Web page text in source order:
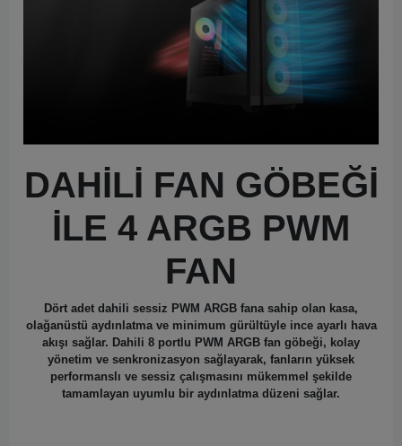
DAHİLİ FAN GÖBEĞİ
İLE 4 ARGB PWM
FAN
Dört adet dahili sessiz PWM ARGB fana sahip olan kasa,
olağanüstü aydınlatma ve minimum gürültüyle ince ayarlı hava
akışı sağlar. Dahili 8 portlu PWM ARGB fan göbeği, kolay
yönetim ve senkronizasyon sağlayarak, fanların yüksek
performanslı ve sessiz çalışmasını mükemmel şekilde
tamamlayan uyumlu bir aydınlatma düzeni sağlar.